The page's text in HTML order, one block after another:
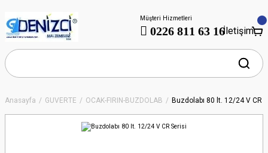
Müşteri Hizmetleri
0226 811 63 16İletişim
Anasayfa GÜVERTE OCAK-FIRIN-BUZDOLAB Buzdolabı 80 lt. 12/24 V CR